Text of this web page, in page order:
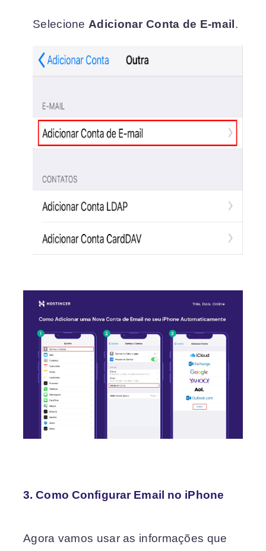
Selecione Adicionar Conta de E-mail .
3. Como Configurar Email no iPhone
Agora vamos usar as informações que